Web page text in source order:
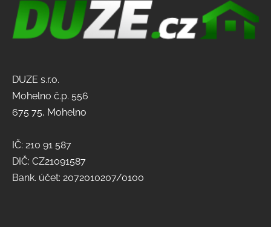
DUZE s.r.o.
Mohelno č.p. 556
675 75, Mohelno
IČ: 210 91 587
DIČ: CZ21091587
Bank. účet: 2072010207/0100